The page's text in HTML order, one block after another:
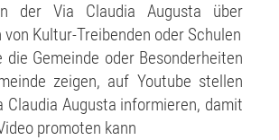
der Via Claudia Augusta über
Kultur-Treibenden oder Schulen
die Gemeinde oder Besonderheiten
zeigen, auf Youtube stellen
Claudia Augusta informieren, damit
promoten kann